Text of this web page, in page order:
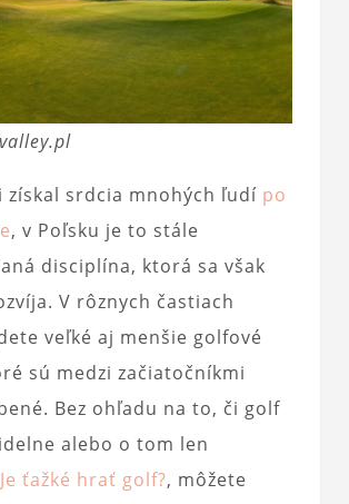
získal srdcia mnohých ľudí po
, v Poľsku je to stále
disciplína, ktorá sa však
V rôznych častiach
veľké aj menšie golfové
sú medzi začiatočníkmi
Bez ohľadu na to, či golf
alebo o tom len
Je ťažké hrať golf?, môžete